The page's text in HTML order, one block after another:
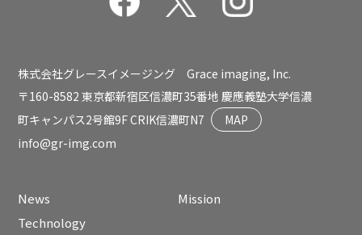
株式会社グレースイメージング Grace imaging, Inc.
〒160-8582 東京都新宿区信濃町35番地 慶應義塾大学信濃
町キャンパス2号館9F CRIK信濃町N7
MAP
info@gr-img.com
News
Mission
Technology